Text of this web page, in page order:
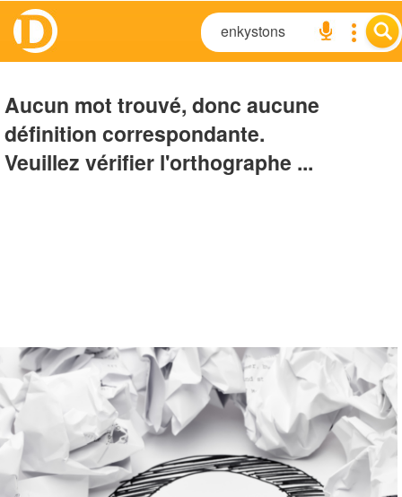
Aucun mot trouvé, donc aucune
définition correspondante.
Veuillez vérifier l'orthographe ...